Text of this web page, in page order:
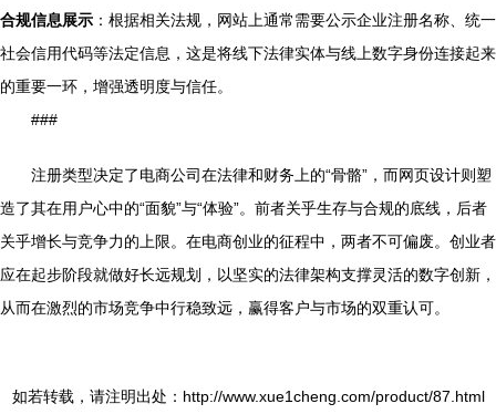
合规信息展示 ：根据相关法规，网站上通常需要公示企业注册名称、统一
社会信用代码等法定信息，这是将线下法律实体与线上数字身份连接起来
的重要一环，增强透明度与信任。
###
注册类型决定了电商公司在法律和财务上的“骨骼”，而网页设计则塑
造了其在用户心中的“面貌”与“体验”。前者关乎生存与合规的底线，后者
关乎增长与竞争力的上限。在电商创业的征程中，两者不可偏废。创业者
应在起步阶段就做好长远规划，以坚实的法律架构支撑灵活的数字创新，
从而在激烈的市场竞争中行稳致远，赢得客户与市场的双重认可。
如若转载，请注明出处：http://www.xue1cheng.com/product/87.html